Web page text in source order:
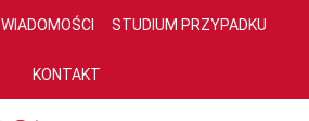
WIADOMOŚCI STUDIUM PRZYPADKU
KONTAKT